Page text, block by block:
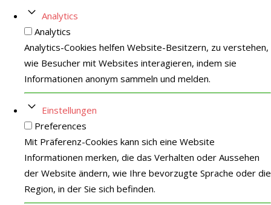
Analytics
Analytics
Analytics-Cookies helfen Website-Besitzern, zu verstehen,
wie Besucher mit Websites interagieren, indem sie
Informationen anonym sammeln und melden.
Einstellungen
Preferences
Mit Präferenz-Cookies kann sich eine Website
Informationen merken, die das Verhalten oder Aussehen
der Website ändern, wie Ihre bevorzugte Sprache oder die
Region, in der Sie sich befinden.